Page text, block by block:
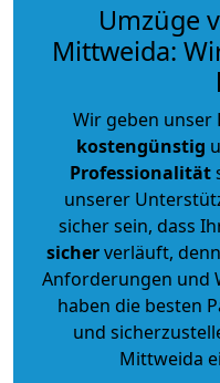
Umzüge
Mittweida:
Wir geben unser
kostengünstig
Professionalität
unserer
sicher sein, dass
sicherverläuft,
Anforderungen und
haben die besten
und
Mittweida